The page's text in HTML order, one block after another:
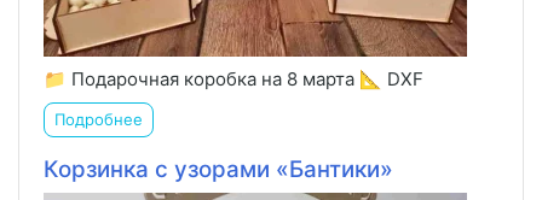
📁 Подарочная коробка на 8 марта 📐 DXF
Подробнее
Корзинка с узорами «Бантики»